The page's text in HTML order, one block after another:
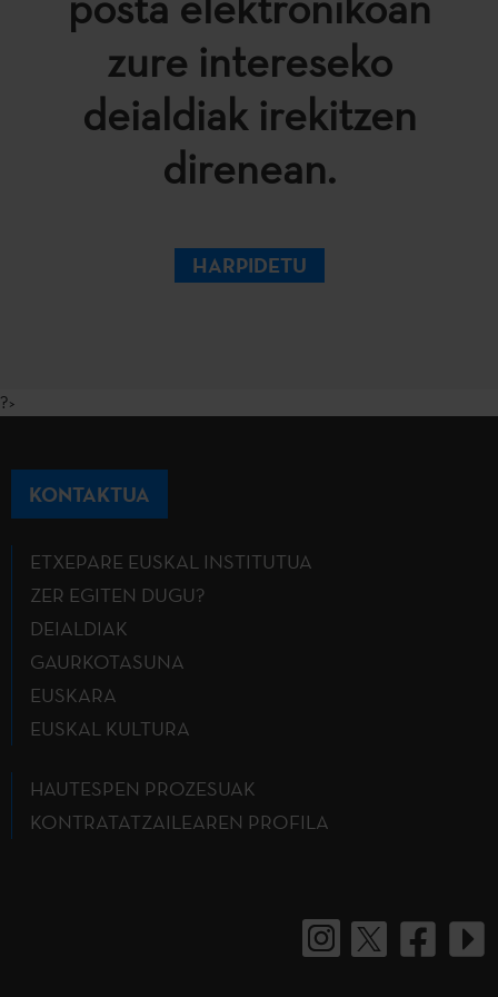
zure intereseko
deialdiak irekitzen
direnean.
HARPIDETU
?>
KONTAKTUA
ETXEPARE EUSKAL INSTITUTUA
ZER EGITEN DUGU?
DEIALDIAK
GAURKOTASUNA
EUSKARA
EUSKAL KULTURA
HAUTESPEN PROZESUAK
KONTRATATZAILEAREN PROFILA